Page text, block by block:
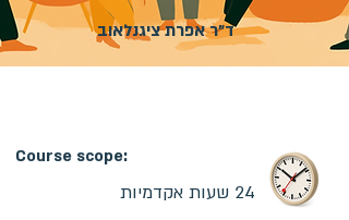
ד"ר אפרת ציגנלאוב
Course scope:
24 שעות אקדמיות